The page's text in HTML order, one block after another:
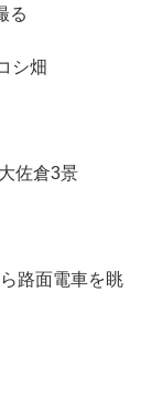
る
シ畑
佐倉3景
路面電車を眺